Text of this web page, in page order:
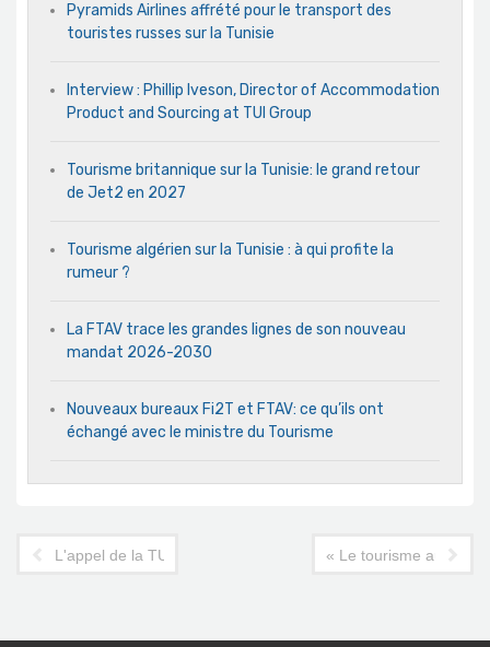
Pyramids Airlines affrété pour le transport des
touristes russes sur la Tunisie
Interview : Phillip Iveson, Director of Accommodation
Product and Sourcing at TUI Group
Tourisme britannique sur la Tunisie: le grand retour
de Jet2 en 2027
Tourisme algérien sur la Tunisie : à qui profite la
rumeur ?
La FTAV trace les grandes lignes de son nouveau
mandat 2026-2030
Nouveaux bureaux Fi2T et FTAV: ce qu’ils ont
échangé avec le ministre du Tourisme
L'appel de la TUI pour une «feuille de route du voyage»
« Le tourisme